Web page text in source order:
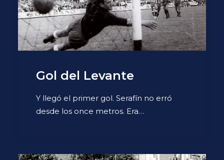
Gol del Levante
Y llegó el primer gol. Serafín no erró
desde los once metros. Era…